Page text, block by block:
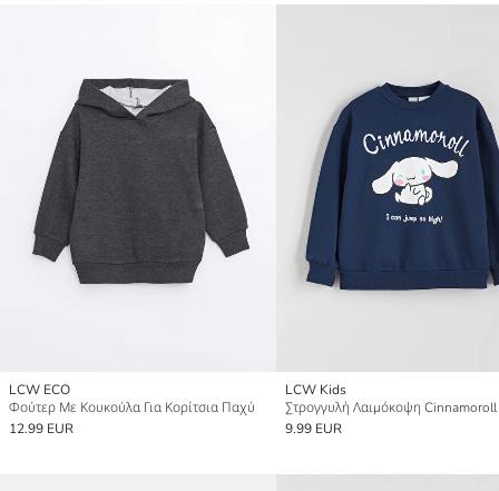
LCW ECO
Φούτερ Με Κουκούλα Για Κορίτσια Παχύ
12.99 EUR
LCW Kids
9.99 EUR